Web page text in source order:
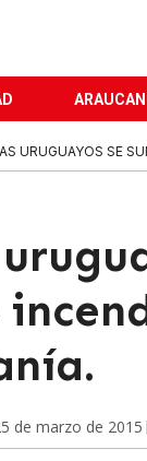
URUGUAYOS SE
de marzo de 2015